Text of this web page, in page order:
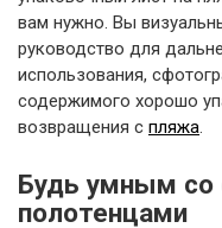
вам нужно. Вы
руководство для
использования,
содержимого хорошо
возвращения с пляжа.
Будь умным
полотенцами